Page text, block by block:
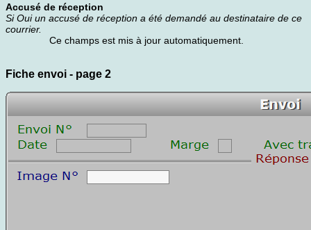
Accusé de réception
Si Oui un accusé de réception a été demandé au destinataire de ce
courrier.
Ce champs est mis à jour automatiquement.
Fiche envoi - page 2